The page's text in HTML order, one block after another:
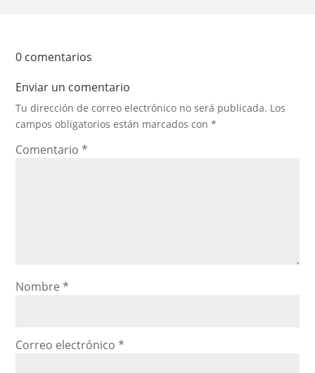
0 comentarios
Enviar un comentario
Tu dirección de correo electrónico no será publicada. Los
campos obligatorios están marcados con*
Comentario*
Nombre*
Correo electrónico*